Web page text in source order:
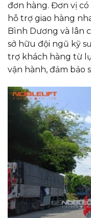
đơn hàng. Đơn vị
hỗ trợ giao hàng
Bình Dương và lân
sở hữu đội ngũ kỹ
trợ khách hàng từ
vận hành, đảm bảo